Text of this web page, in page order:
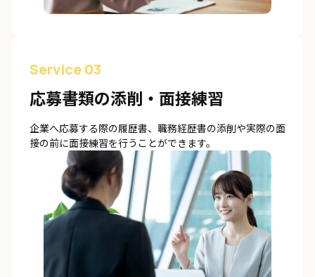
Service 03
応募書類の添削・面接練習
企業へ応募する際の履歴書、職務経歴書の添削や実際の面
接の前に面接練習を行うことができます。